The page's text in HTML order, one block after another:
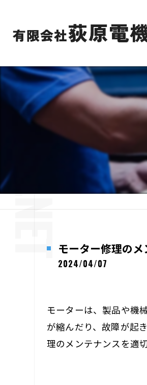
モーター修理の
2024/04/07
モーターは、製品や機
が縮んだり、故障が起
理のメンテナンスを適